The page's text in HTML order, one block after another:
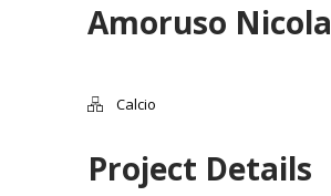
Amoruso Nicola
Calcio
Project Details